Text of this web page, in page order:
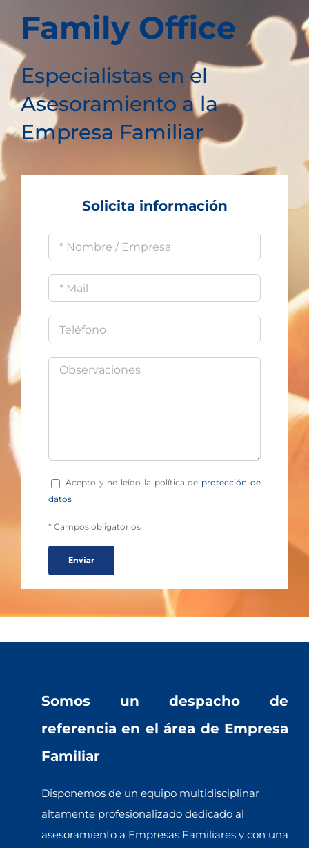
Family Office
Especialistas en el
Asesoramiento a la
Empresa Familiar
Solicita información
Acepto y he leído la política de protección de
datos
* Campos obligatorios
Somos un despacho de
referencia en el área de Empresa
Familiar
Disponemos de un equipo multidisciplinar
altamente profesionalizado dedicado al
asesoramiento a Empresas Familiares y con una